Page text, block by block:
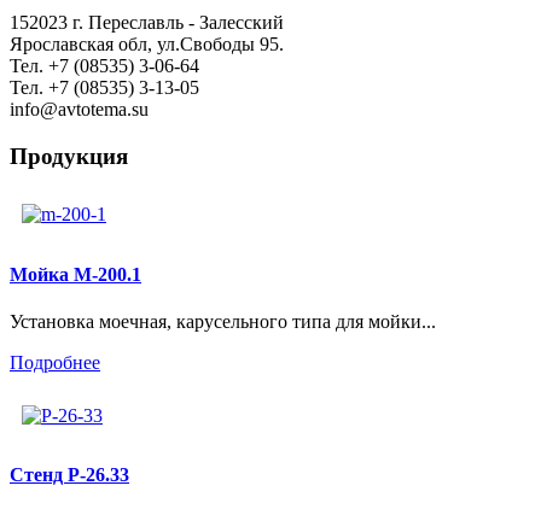
152023 г. Переславль - Залесский
Ярославская обл, ул.Свободы 95.
Тел. +7 (08535) 3-06-64
Тел. +7 (08535) 3-13-05
info@avtotema.su
Продукция
Мойка М-200.1
Установка моечная, карусельного типа для мойки...
Подробнее
Стенд Р-26.33